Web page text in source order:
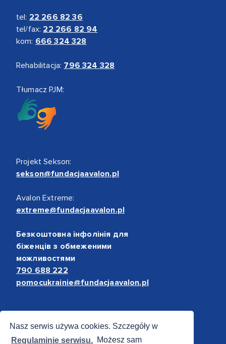
Nasz serwis używa cookies. Szczegóły w
Regulaminie serwisu. Możesz sam
tel: 22 266 82 36
tel/fax: 22 266 82 94
kom: 666 324 328
Rehabilitacja: 796 324 328
Tłumacz PJM:
Projekt Sekson:
sekson@fundacjaavalon.pl
Avalon Extreme:
extreme@fundacjaavalon.pl
Безкоштовна інфолінія для
біженців з обмеженими
можливостями
790 688 222
pomocukrainie@fundacjaavalon.pl
Bezpieczne płatności